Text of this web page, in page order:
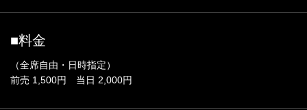
■料金
（全席自由・日時指定）
前売 1,500円 当日 2,000円